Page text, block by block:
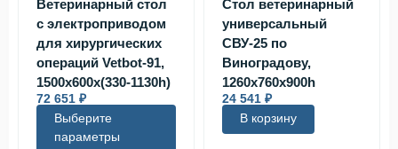
Ветеринарный стол
с электроприводом
для хирургических
операций Vetbot-91,
1500х600х(330-1130h)
72 651 ₽
Выберите
параметры
Стол ветеринарный
универсальный
СВУ-25 по
Виноградову,
1260x760x900h
24 541 ₽
В корзину